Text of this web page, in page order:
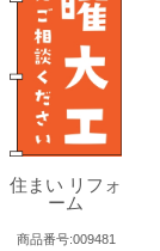
住まい リフォ
ーム
商品番号:009481